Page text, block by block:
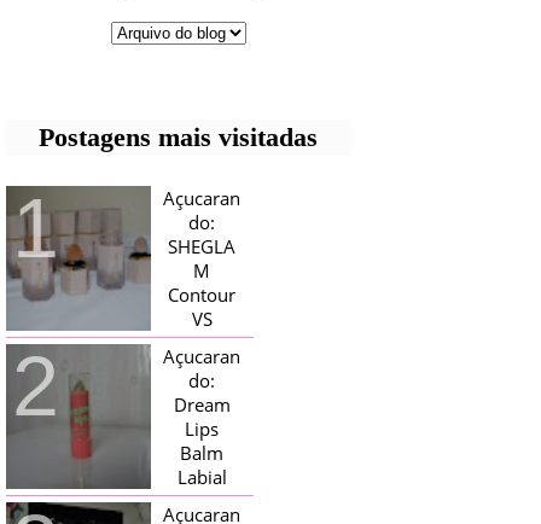
Postagens mais visitadas
Açucaran
do:
SHEGLA
M
Contour
VS
Bronzer!
HELLO AÇUCARADAS, E NESTE
MÊS CHEGOU AQUI EM CASA UMA
CAIXA RECHEADA DE SHEGLAM,
TINHA BLUSH, ILUMINADORES E
TODOS OS BRONZER E
CONTORNOS ...
Açucaran
do:
Dream
Lips
Balm
Labial
Magico
Açucaran